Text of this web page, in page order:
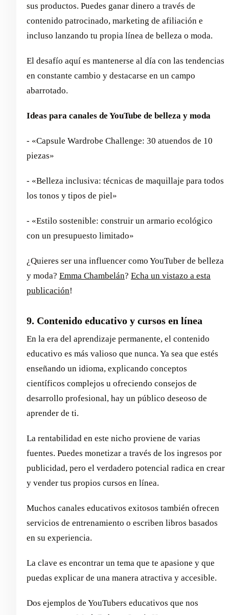
sus productos. Puedes ganar dinero a través de
contenido patrocinado, marketing de afiliación e
incluso lanzando tu propia línea de belleza o moda.
El desafío aquí es mantenerse al día con las tendencias
en constante cambio y destacarse en un campo
abarrotado.
Ideas para canales de YouTube de belleza y moda
- «Capsule Wardrobe Challenge: 30 atuendos de 10
piezas»
- «Belleza inclusiva: técnicas de maquillaje para todos
los tonos y tipos de piel»
- «Estilo sostenible: construir un armario ecológico
con un presupuesto limitado»
¿Quieres ser una influencer como YouTuber de belleza
y moda? Emma Chambelán? Echa un vistazo a esta
publicación!
9. Contenido educativo y cursos en línea
En la era del aprendizaje permanente, el contenido
educativo es más valioso que nunca. Ya sea que estés
enseñando un idioma, explicando conceptos
científicos complejos u ofreciendo consejos de
desarrollo profesional, hay un público deseoso de
aprender de ti.
La rentabilidad en este nicho proviene de varias
fuentes. Puedes monetizar a través de los ingresos por
publicidad, pero el verdadero potencial radica en crear
y vender tus propios cursos en línea.
Muchos canales educativos exitosos también ofrecen
servicios de entrenamiento o escriben libros basados
en su experiencia.
La clave es encontrar un tema que te apasione y que
puedas explicar de una manera atractiva y accesible.
Dos ejemplos de YouTubers educativos que nos